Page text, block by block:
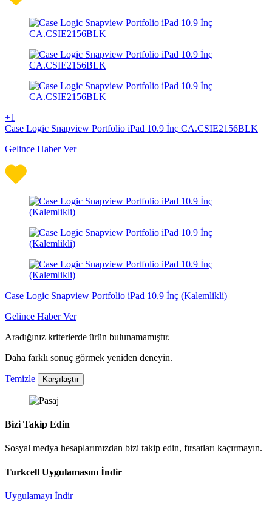
+1
Case Logic Snapview Portfolio iPad 10.9 İnç CA.CSIE2156BLK
Gelince Haber Ver
Case Logic Snapview Portfolio iPad 10.9 İnç (Kalemlikli)
Gelince Haber Ver
Aradığınız kriterlerde ürün bulunamamıştır.
Daha farklı sonuç görmek yeniden deneyin.
Temizle Karşılaştır
Bizi Takip Edin
Sosyal medya hesaplarımızdan bizi takip edin, fırsatları kaçırmayın.
Turkcell Uygulamasını İndir
Uygulamayı İndir